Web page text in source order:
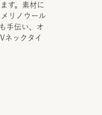
す。素材に
リノウール
手伝い、オ
ネックタイ